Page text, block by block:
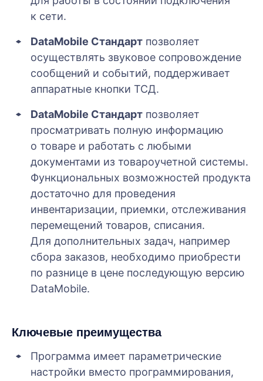
к сети.
DataMobile Стандарт позволяет
осуществлять звуковое сопровождение
сообщений и событий, поддерживает
аппаратные кнопки ТСД.
DataMobile Стандарт позволяет
просматривать полную информацию
о товаре и работать с любыми
документами из товароучетной системы.
Функциональных возможностей продукта
достаточно для проведения
инвентаризации, приемки, отслеживания
перемещений товаров, списания.
Для дополнительных задач, например
сбора заказов, необходимо приобрести
по разнице в цене последующую версию
DataMobile.
Ключевые преимущества
Программа имеет параметрические
настройки вместо программирования,